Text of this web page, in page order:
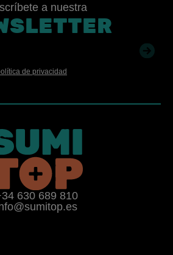
a nuestra
de privacidad
630 689 810